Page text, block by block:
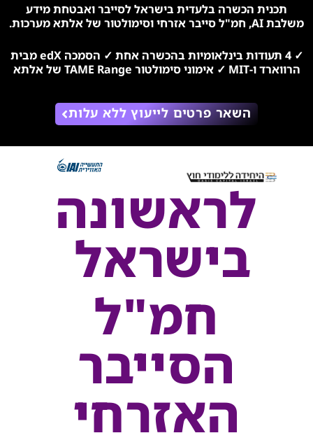
תכנית הכשרה בלעדית בישראל לסייבר ואבטחת מידע
משלבת AI, חמ"ל סייבר אזרחי וסימולטור של אלתא מערכות.
✓ 4 תעודות בינלאומיות בהכשרה אחת ✓ הסמכה edX מבית
הרווארד ו-MIT ✓ אימוני סימולטור TAME Range של אלתא
השאר פרטים לייעוץ ללא עלות
לראשונה
בישראל
חמ"ל
הסייבר
האזרחי